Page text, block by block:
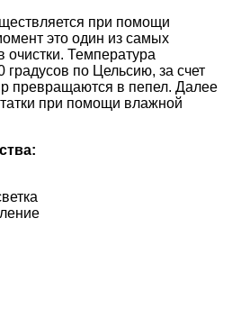
при помощи
это один из самых
Температура
по Цельсию, за счет
превращаются в пепел. Далее
при помощи влажной